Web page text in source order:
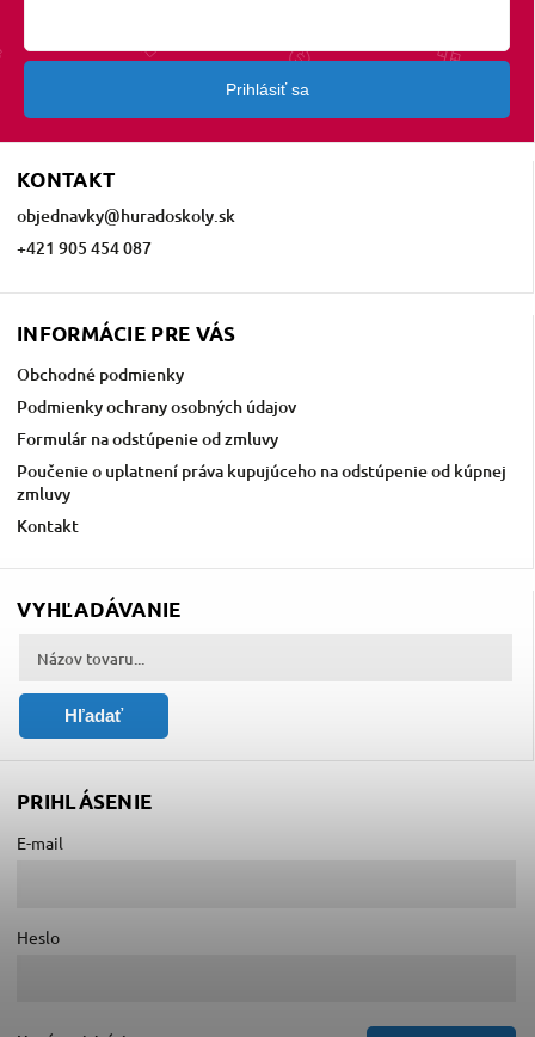
KONTAKT
objednavky@huradoskoly.sk
+421 905 454 087
INFORMÁCIE PRE VÁS
Obchodné podmienky
Podmienky ochrany osobných údajov
Formulár na odstúpenie od zmluvy
Poučenie o uplatnení práva kupujúceho na odstúpenie od kúpnej
zmluvy
Kontakt
Prihlásiť sa
VYHĽADÁVANIE
Hľadať
PRIHLÁSENIE
E-mail
Heslo